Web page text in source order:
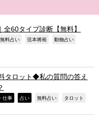
全60タイプ診断【無料】
無料占い 弦本將裕 動物占い
タロット◆私の質問の答え
仕事 占い 無料占い タロット